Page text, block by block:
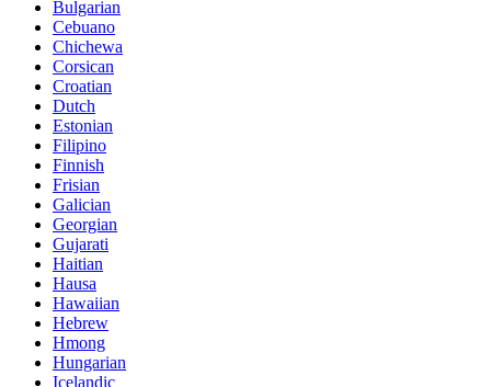
Bulgarian
Cebuano
Chichewa
Corsican
Croatian
Dutch
Estonian
Filipino
Finnish
Frisian
Galician
Georgian
Gujarati
Haitian
Hausa
Hawaiian
Hebrew
Hmong
Hungarian
Icelandic